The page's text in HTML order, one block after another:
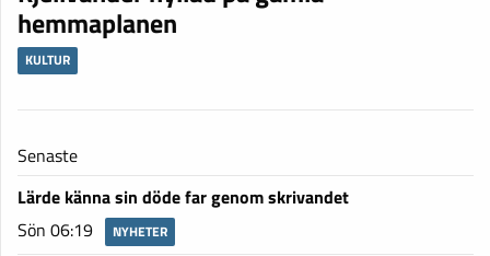
hemmaplanen
KULTUR
Senaste
Lärde känna sin döde far genom skrivandet
Sön 06:19
NYHETER